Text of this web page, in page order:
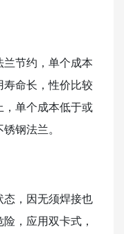
节约，单个成本
寿命长，性价比较
，单个成本低于或
钢法兰。
态，因无须焊接也
，应用双卡式，